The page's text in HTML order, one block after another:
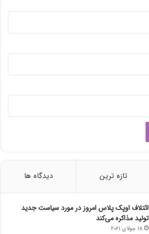
تازه ترین دیدگاه ها
ائتلاف اوپک پلاس امروز در مورد سیاست جدید
تولید مذاکره می‌کند
18 جولای 2021